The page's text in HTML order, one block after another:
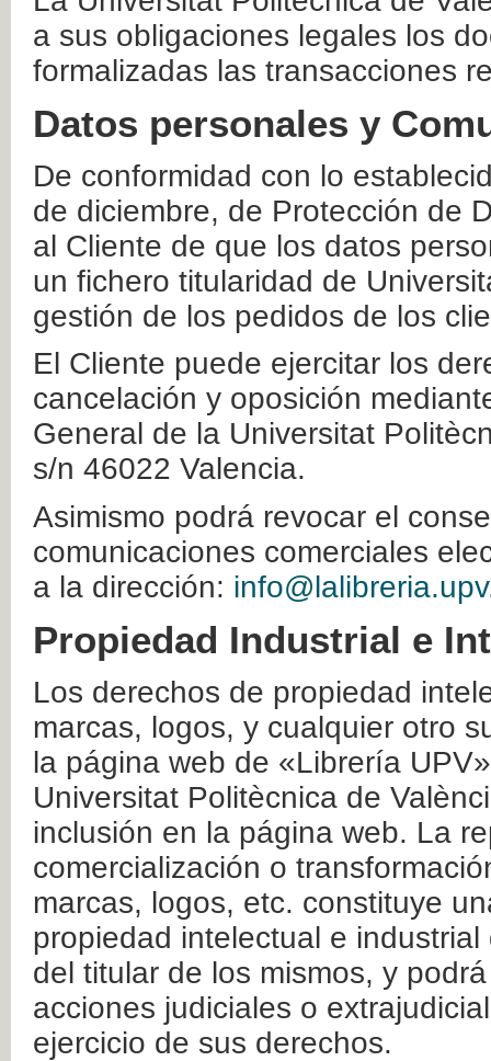
a sus obligaciones legales los
formalizadas las transacciones
Datos personales y
De conformidad con lo
de diciembre, de Protección de
al Cliente de que los datos
un fichero titularidad de
gestión de los pedidos de los
El Cliente puede ejercitar los
cancelación y oposición
General de la Universitat
s/n 46022 Valencia.
Asimismo podrá revocar el
comunicaciones comerciales
a la dirección:
Propiedad Industrial e
Los derechos de propiedad
marcas, logos, y cualquier otro
la página web de «Librería
Universitat Politècnica de
inclusión en la página web. La
comercialización o
marcas, logos, etc. constituye
propiedad intelectual e
del titular de los mismos, y
acciones judiciales o
ejercicio de sus derechos.